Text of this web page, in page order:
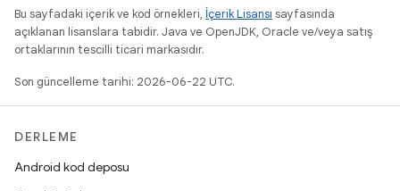
Bu sayfadaki içerik ve kod örnekleri, İçerik Lisansı sayfasında
açıklanan lisanslara tabidir. Java ve OpenJDK, Oracle ve/veya satış
ortaklarının tescilli ticari markasıdır.
Son güncelleme tarihi: 2026-06-22 UTC.
DERLEME
Android kod deposu